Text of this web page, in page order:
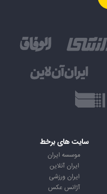
سایت های برخط
موسسه ایران
ایران آنلاین
ایران ورزشی
آژانس عکس